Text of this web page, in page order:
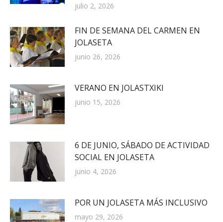
julio 2, 2026
FIN DE SEMANA DEL CARMEN EN
JOLASETA
junio 26, 2026
VERANO EN JOLASTXIKI
junio 15, 2026
6 DE JUNIO, SÁBADO DE ACTIVIDAD
SOCIAL EN JOLASETA
junio 4, 2026
POR UN JOLASETA MÁS INCLUSIVO
mayo 29, 2026